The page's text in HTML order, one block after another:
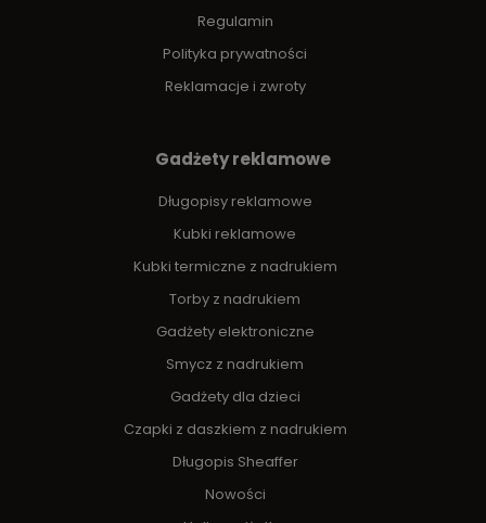
Regulamin
Polityka prywatności
Reklamacje i zwroty
Gadżety reklamowe
Długopisy reklamowe
Kubki reklamowe
Kubki termiczne z nadrukiem
Torby z nadrukiem
Gadżety elektroniczne
Smycz z nadrukiem
Gadżety dla dzieci
Czapki z daszkiem z nadrukiem
Długopis Sheaffer
Nowości